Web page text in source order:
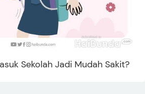
Sekolah Jadi Mudah Sakit?